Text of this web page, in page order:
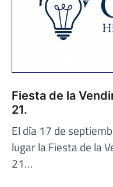
Fiesta de la
21.
El día 17 de
lugar la Fiesta de la
21…